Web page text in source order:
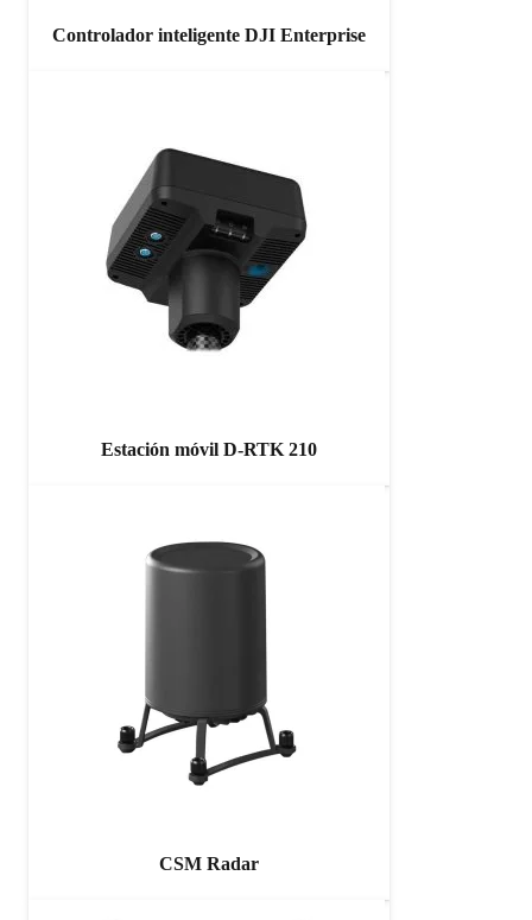
Controlador inteligente DJI Enterprise
Estación móvil D-RTK 210
CSM Radar